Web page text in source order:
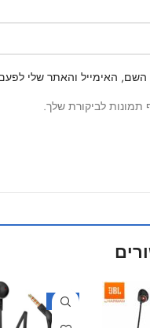
האימייל והאתר שלי
תמונות לביקורת שלך.
-10%